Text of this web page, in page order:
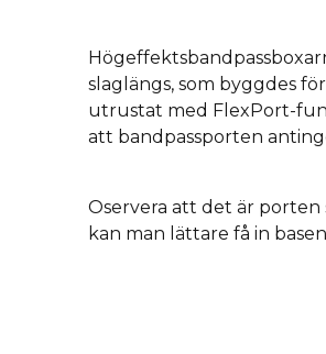
slaglängs, som byggdes
utrustat med FlexPort-
att bandpassporten
Oservera att det är porten
kan man lättare få in